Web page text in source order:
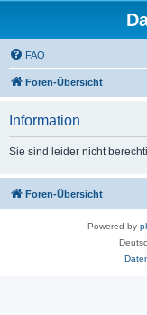
FAQ
Foren-Übersicht
Information
Sie sind leider nicht
Foren-Übersicht
Powered by